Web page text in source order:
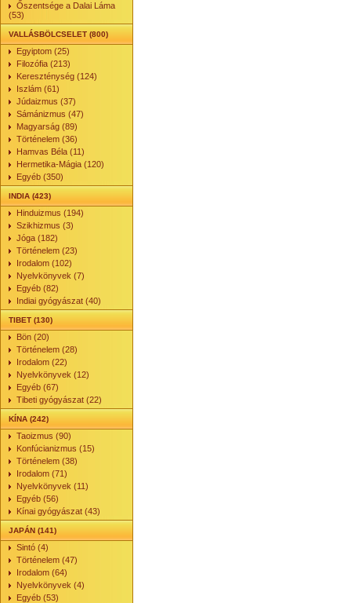
Őszentsége a Dalai Láma
(53)
VALLÁSBÖLCSELET (800)
Egyiptom (25)
Filozófia (213)
Kereszténység (124)
Iszlám (61)
Júdaizmus (37)
Sámánizmus (47)
Magyarság (89)
Történelem (36)
Hamvas Béla (11)
Hermetika-Mágia (120)
Egyéb (350)
INDIA (423)
Hinduizmus (194)
Szikhizmus (3)
Jóga (182)
Történelem (23)
Irodalom (102)
Nyelvkönyvek (7)
Egyéb (82)
Indiai gyógyászat (40)
TIBET (130)
Bön (20)
Történelem (28)
Irodalom (22)
Nyelvkönyvek (12)
Egyéb (67)
Tibeti gyógyászat (22)
KÍNA (242)
Taoizmus (90)
Konfúcianizmus (15)
Történelem (38)
Irodalom (71)
Nyelvkönyvek (11)
Egyéb (56)
Kínai gyógyászat (43)
JAPÁN (141)
Sintó (4)
Történelem (47)
Irodalom (64)
Nyelvkönyvek (4)
Egyéb (53)